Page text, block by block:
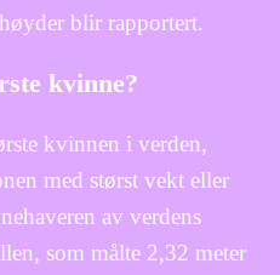
blir rapportert.
kvinne?
kvinnen i verden,
med størst vekt eller
av verdens
som målte 2,32 meter